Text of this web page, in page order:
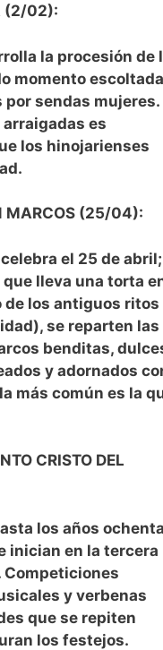
(2/02):
la procesión de
momento escoltada
por sendas mujeres.
es
los hinojarienses
MARCOS (25/04):
el 25 de abril;
lleva una torta
los antiguos ritos
se reparten las
benditas,
y adornados
más común es la
CRISTO DEL
los años
inician en la tercera
Competiciones
y verbenas
que se repiten
los festejos.